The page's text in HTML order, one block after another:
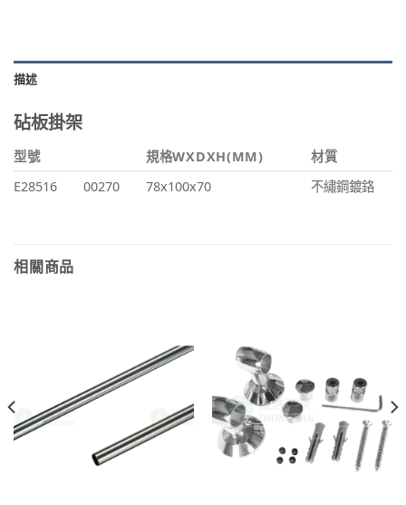
描述
砧板掛架
型號 規格WXDXH(MM)
材質
E28516
00270 78x100x70 不繡鋼鍍鉻
相關商品